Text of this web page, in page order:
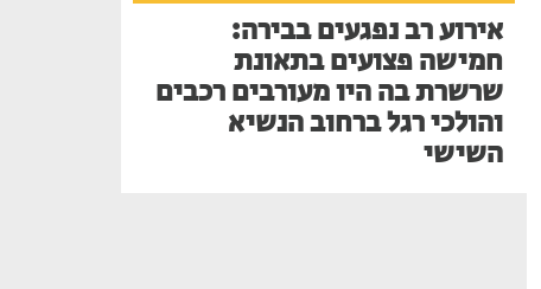
אירוע רב נפגעים בבירה:
חמישה פצועים בתאונת
שרשרת בה היו מעורבים רכבים
והולכי רגל ברחוב הנשיא
השישי